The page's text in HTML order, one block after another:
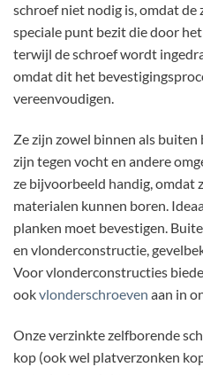
schroef niet nodig is, omdat de
speciale punt bezit die door
terwijl de schroef wordt
omdat dit het
vereenvoudigen.
Ze zijn zowel binnen als buiten
zijn tegen vocht en andere
ze bijvoorbeeld handig, omdat
materialen kunnen boren.
planken moet bevestigen.
en vlonderconstructie,
Voor vlonderconstructies
ookvlonderschroeven aan in
Onze verzinkte zelfborende
kop (ook wel platverzonken